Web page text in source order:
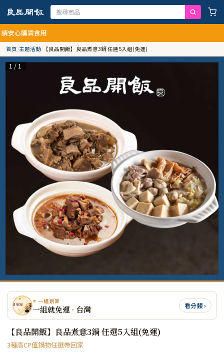
買食用
首頁/主題活動/ 【良品開飯】良品煮意3鍋 任選5入組(免運)
1 / 1
⭐ 一組划算
一組就免運 · 台灣 看分類 ›
【良品開飯】良品煮意3鍋 任選5入組(免運)
3種高CP值鍋物任選帶回家